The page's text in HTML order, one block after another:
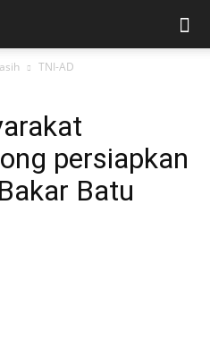
TNI-AD
persiapkan
Batu